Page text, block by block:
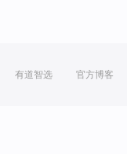
有道智选 官方博客